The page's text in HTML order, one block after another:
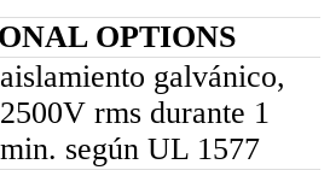
OPTIONS
aislamiento galvánico,
2500V rms durante 1
min. según UL 1577